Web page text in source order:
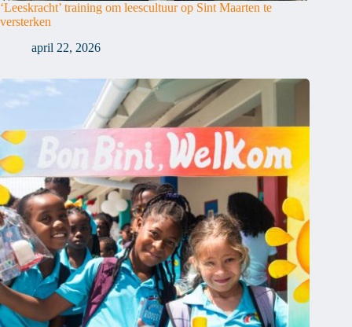
‘Leeskracht’ training om leescultuur op Sint Maarten te
versterken
april 22, 2026